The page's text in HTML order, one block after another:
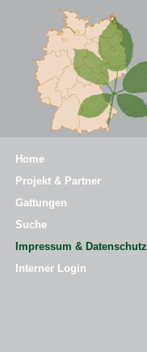
Home
Projekt & Partner
Gattungen
Suche
Impressum & Datenschutz
Interner Login